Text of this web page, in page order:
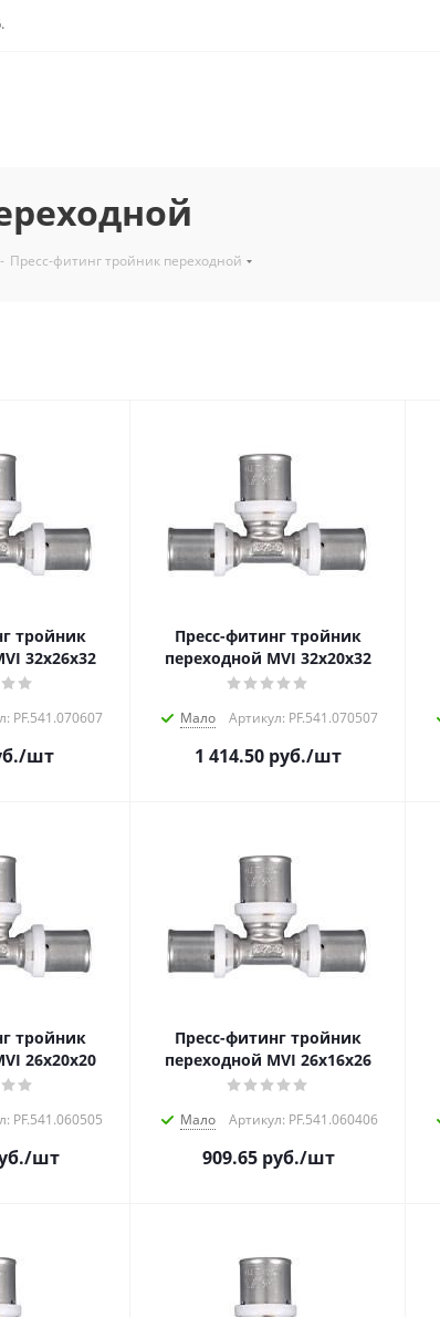
- Пресс-фитинг тройник переходной
тройник
32х26х32
PF.541.070607
/шт
Пресс-фитинг тройник
переходной MVI 32х20х32
Мало Артикул: PF.541.070507
1 414.50 руб./шт
тройник
26х20х20
PF.541.060505
/шт
Пресс-фитинг тройник
переходной MVI 26х16х26
Мало Артикул: PF.541.060406
909.65руб./шт